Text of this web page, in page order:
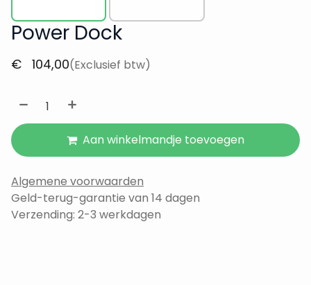
Power Dock
€ 104,00(Exclusief btw)
Aan winkelmandje toevoegen
Algemene voorwaarden
Geld-terug-garantie van 14 dagen
Verzending: 2-3 werkdagen